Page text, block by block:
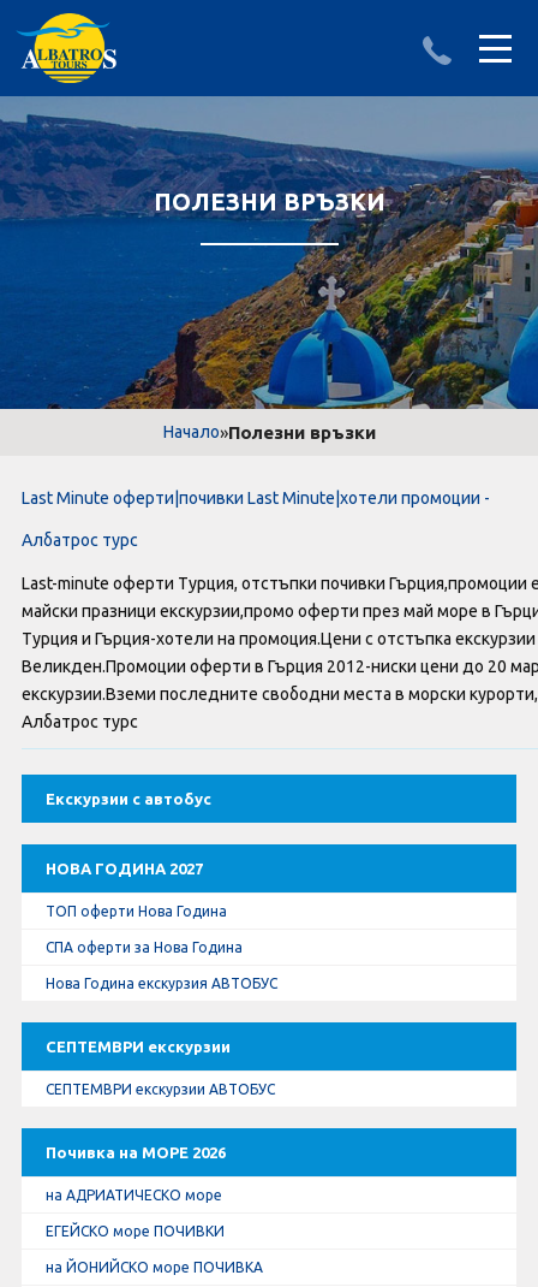
ДЕСТИНАЦИИ
АЛБАНИЯ
ТУРЦИЯ
LAST MINUTE оферти
Оферти За Нова Година
Септемврийски Празници
Автобусни Екскурзии
Албатрос Турс
Документи
Лични данни
Общи условия
КОНТАКТИ
ИЗПРАТИ ЗАПИТВАНЕ
ПОЛЕЗНИ ВРЪЗКИ
Начало»Полезни връзки
Екскурзии с автобус
НОВА ГОДИНА 2027
ТОП оферти Нова Година
СПА оферти за Нова Година
Нова Година екскурзия АВТОБУС
СЕПТЕМВРИ екскурзии
СЕПТЕМВРИ екскурзии АВТОБУС
Почивка на МОРЕ 2026
на АДРИАТИЧЕСКО море
ЕГЕЙСКО море ПОЧИВКИ
на ЙОНИЙСКО море ПОЧИВКА
Last Minute оферти|почивки Last Minute|хотели промоции -
Албатрос турс
Last-minute оферти Турция, отстъпки почивки
майски празници екскурзии,промо оферти през май море в
Турция и Гърция-хотели на промоция.Цени с отстъпка
Великден.Промоции оферти в Гърция 2012-ниски цени до 20
екскурзии.Вземи последните свободни места в морски
Албатрос турс